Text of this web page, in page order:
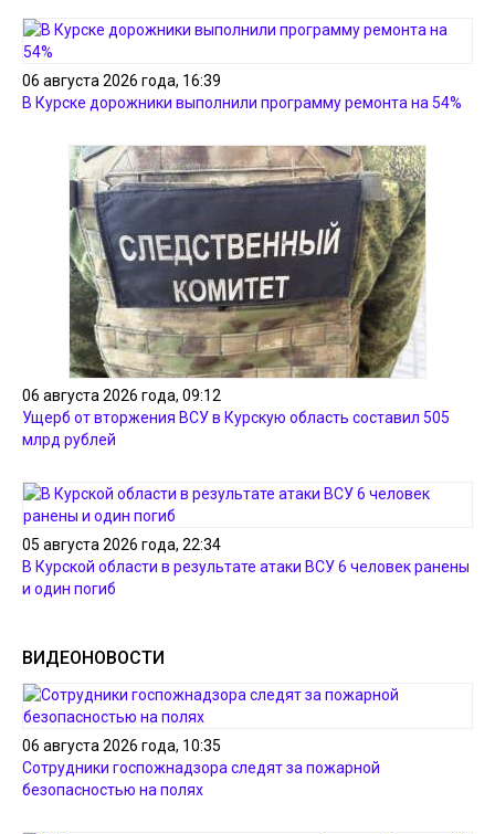
06 августа 2026 года, 16:39
В Курске дорожники выполнили программу ремонта на 54%
06 августа 2026 года, 09:12
Ущерб от вторжения ВСУ в Курскую область составил 505
млрд рублей
05 августа 2026 года, 22:34
В Курской области в результате атаки ВСУ 6 человек ранены
и один погиб
ВИДЕОНОВОСТИ
06 августа 2026 года, 10:35
Сотрудники госпожнадзора следят за пожарной
безопасностью на полях